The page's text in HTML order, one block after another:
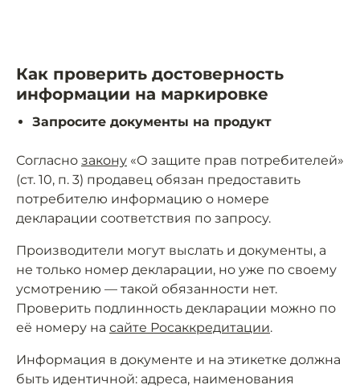
Как проверить достоверность
информации на маркировке
Запросите документы на продукт
Согласно закону «О защите прав потребителей»
(ст. 10, п. 3) продавец обязан предоставить
потребителю информацию о номере
декларации соответствия по запросу.
Производители могут выслать и документы, а
не только номер декларации, но уже по своему
усмотрению — такой обязанности нет.
Проверить подлинность декларации можно по
её номеру на сайте Росаккредитации.
Информация в документе и на этикетке должна
быть идентичной: адреса, наименования